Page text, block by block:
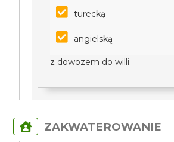
turecką
angielską
z dowozem do willi.
ZAKWATEROWANIE